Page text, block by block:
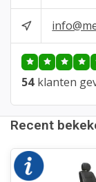
54 klanten
Recent